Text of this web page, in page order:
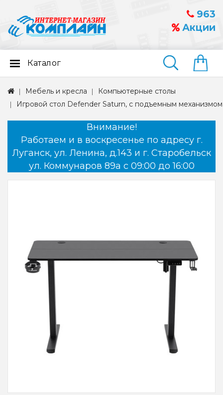
963
Акции
Найти
Каталог
Мебель и кресла
Компьютерные столы
Игровой стол Defender Saturn, с подъемным
Внимание!
Работаем и в воскресенье по адресу г.
Луганск, ул. Ленина, д.143 и г. Старобельск
ул. Коммунаров 89а с 09:00 до 16:00